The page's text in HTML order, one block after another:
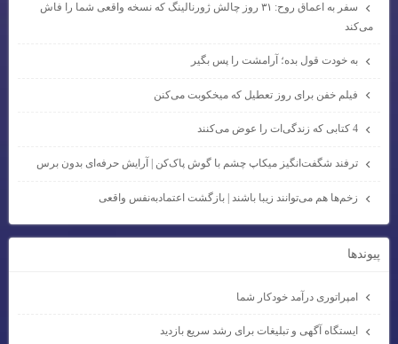
سفر به اعماق روح: ۳۱ روز چالش ژورنالینگ که نسخه واقعی شما را فاش
می‌کند
به خودت قول بده؛ آرامشت را پس بگیر
فیلم خفن برای روز تعطیل که میخکوبت می‌کنن
4 کتابی که زندگی‌ات را عوض می‌کنند
ترفند شگفت‌انگیز میکاپ چشم با گوش پاک‌کن | آرایش حرفه‌ای بدون برس
زخم‌ها هم می‌توانند زیبا باشند | بازگشت اعتمادبه‌نفس واقعی
پيوندها
امپراتوری درآمد خودکار شما
ایستگاه آگهی و تبلیغات برای رشد سریع بازدید